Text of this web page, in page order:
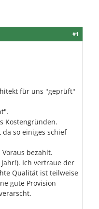
#1
für uns "geprüft"
Kostengründen.
so einiges schief
bezahlt.
Ich vertraue der
Qualität ist teilweise
gute Provision